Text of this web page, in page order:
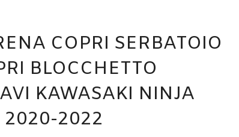
COPRI SERBATOIO
BLOCCHETTO
KAWASAKI NINJA
2020-2022